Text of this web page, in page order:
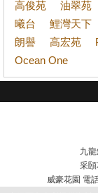
高俊苑
油翠苑
曦台
鯉灣天下
朗譽
高宏苑
Ocean One
九
采
威豪花園 電